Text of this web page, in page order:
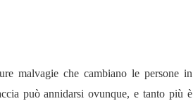
malvagie che cambiano le persone in
può annidarsi ovunque, e tanto più è